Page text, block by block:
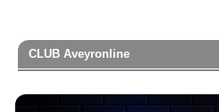
CLUB Aveyronline